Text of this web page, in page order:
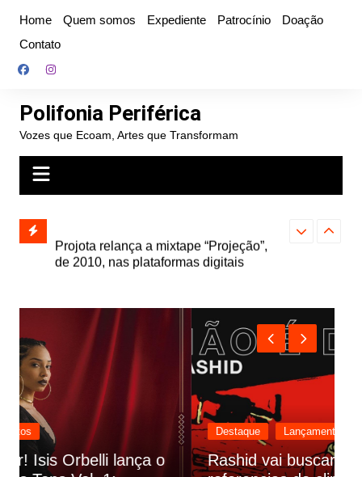
conteúdo
Home Quem somos Expediente Patrocínio
Doação
Contato
Polifonia Periférica
Vozes que Ecoam, Artes que Transformam
e abre
autoral,
de 2010, nas plataformas digitais
Farofa
Destaque
Rashid vai buscar nos HQs as